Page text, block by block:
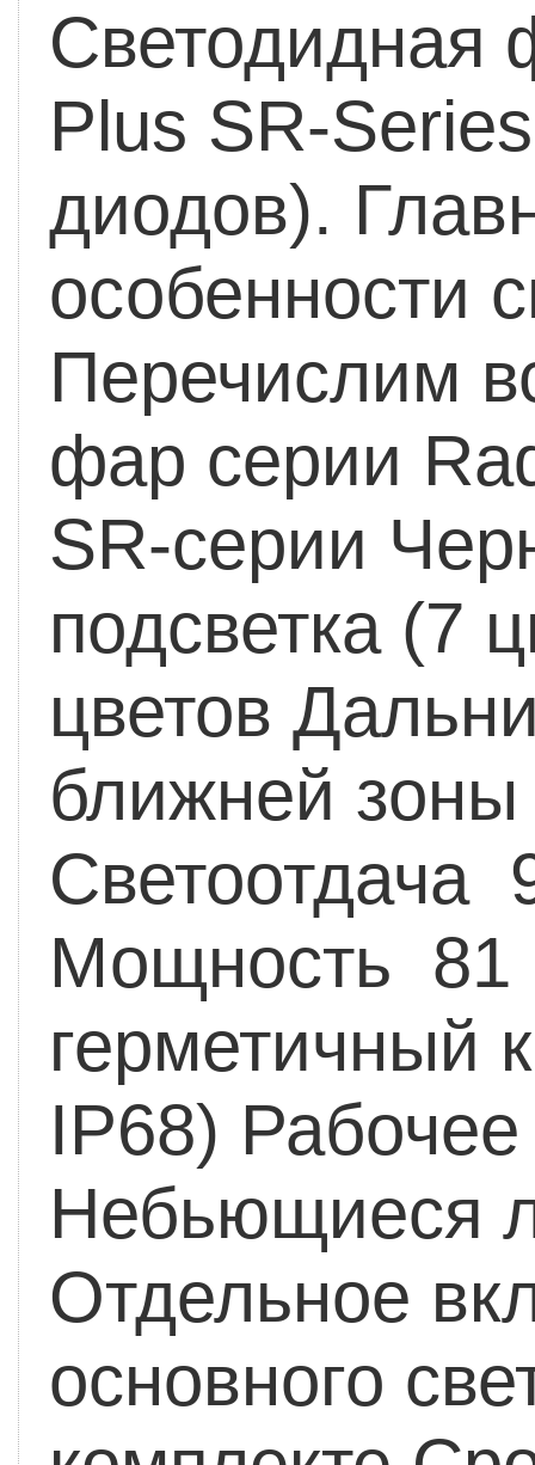
Светодидная
Plus SR-
диодов).
особенности
Перечислим
фар серии
SR-серии
подсветка (7
цветов
ближней зоны
Светоотдача
Мощность 81
герметичный
IP68)
Небьющиеся
Отдельное
основного